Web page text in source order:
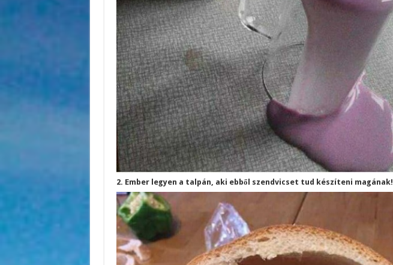
2. Ember legyen a talpán, aki ebből szendvicset tud készíteni magának!